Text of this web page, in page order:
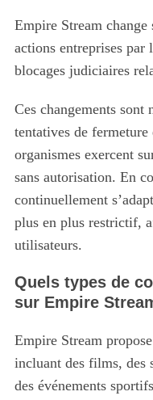
Empire Stream change
actions entreprises
blocages judiciaires
Ces changements sont
tentatives de
organismes exercent
sans autorisation. En
continuellement
plus en plus restrictif,
utilisateurs.
Quels types de
sur Empire
Empire Stream
incluant des films, des
des événements